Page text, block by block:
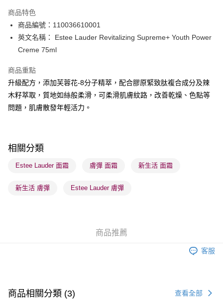
PayMe
WeChat Pay
送貨方式
順豐自助櫃 - 確認發貨後1-3個工作天送達
每筆HK$65.00，滿HK$300.00或以上免運費
每筆HK$65.00，滿HK$300.00或以上免運費
確認發貨後1-3 工作天送達，訂單將隨機分配至SF順豐速運或京東
每筆HK$65.00，滿HK$300.00或以上免運費
每筆HK$20.00，滿HK$100.00或以上免運費
(澳門門市) 只顯示可選門市。確認發貨後2-5個工作天到店，3天內
澳門地區配送 - 確認發貨後1-4個工作天送達 運費表
商品特色
商品編號：110036610001
英文名稱： Estee Lauder Revitalizing Supreme+ Youth Power
Creme 75ml
商品重點
升級配方，添加芙蓉花-8分子精萃，配合膠原緊致肽複合成分及辣
木籽萃取，質地如絲般柔滑，可柔滑肌膚紋路，改善乾燥、色點等
問題，肌膚散發年輕活力。
相關分類
Estee Lauder 面霜 膚彈 面霜 新生活 面霜
新生活 膚彈 Estee Lauder 膚彈
商品推薦
客服
商品相關分類 (3) 查看全部